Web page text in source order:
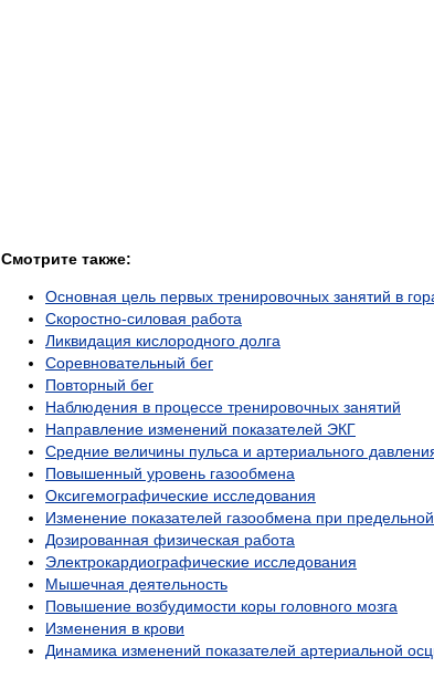
Смотрите также:
Основная цель первых тренировочных занятий в
Скоростно-силовая работа
Ликвидация кислородного долга
Соревновательный бег
Повторный бег
Наблюдения в процессе тренировочных занятий
Направление изменений показателей ЭКГ
Средние величины пульса и артериального
Повышенный уровень газообмена
Оксигемографические исследования
Изменение показателей газообмена при
Дозированная физическая работа
Электрокардиографические исследования
Мышечная деятельность
Повышение возбудимости коры головного мозга
Изменения в крови
Динамика изменений показателей артериальной